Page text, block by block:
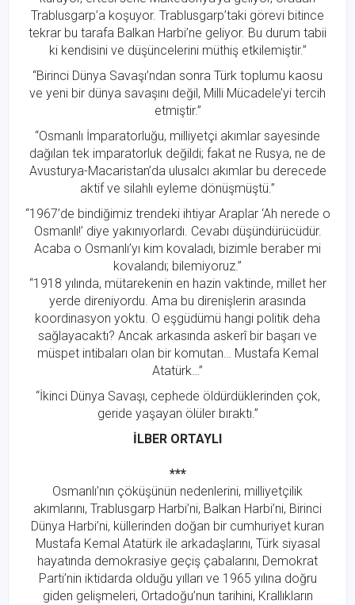
Trablusgarp’a koşuyor. Trablusgarp’taki görevi bitince
tekrar bu tarafa Balkan Harbi’ne geliyor. Bu durum tabii
ki kendisini ve düşüncelerini müthiş etkilemiştir.”
“Birinci Dünya Savaşı’ndan sonra Türk toplumu kaosu
ve yeni bir dünya savaşını değil, Milli Mücadele’yi tercih
etmiştir.”
“Osmanlı İmparatorluğu, milliyetçi akımlar sayesinde
dağılan tek imparatorluk değildi; fakat ne Rusya, ne de
Avusturya-Macaristan’da ulusalcı akımlar bu derecede
aktif ve silahlı eyleme dönüşmüştü.”
“1967’de bindiğimiz trendeki ihtiyar Araplar ‘Ah nerede o
Osmanlı!’ diye yakınıyorlardı. Cevabı düşündürücüdür.
Acaba o Osmanlı’yı kim kovaladı, bizimle beraber mi
kovalandı; bilemiyoruz.”
“1918 yılında, mütarekenin en hazin vaktinde, millet her
yerde direniyordu. Ama bu direnişlerin arasında
koordinasyon yoktu. O eşgüdümü hangi politik deha
sağlayacaktı? Ancak arkasında askerî bir başarı ve
müspet intibaları olan bir komutan… Mustafa Kemal
Atatürk…”
“İkinci Dünya Savaşı, cephede öldürdüklerinden çok,
geride yaşayan ölüler bıraktı.”
İLBER ORTAYLI
***
Osmanlı’nın çöküşünün nedenlerini, milliyetçilik
akımlarını, Trablusgarp Harbi’ni, Balkan Harbi’ni, Birinci
Dünya Harbi’ni, küllerinden doğan bir cumhuriyet kuran
Mustafa Kemal Atatürk ile arkadaşlarını, Türk siyasal
hayatında demokrasiye geçiş çabalarını, Demokrat
Parti’nin iktidarda olduğu yılları ve 1965 yılına doğru
giden gelişmeleri, Ortadoğu’nun tarihini, Krallıkların